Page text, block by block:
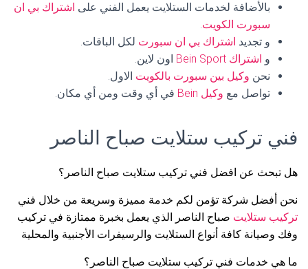
بالأضافة لخدمات الستلايت يعمل الفني على اشتراك بي ان
سبورت الكويت.
و تجديد اشتراك بي ان سبورت لكل الباقات.
و اشتراك Bein Sport
اون لاين.
نحن وكيل بين سبورت بالكويت الاول.
تواصل مع وكيل Bein في أي وقت ومن أي مكان.
فني تركيب ستلايت صباح الناصر
هل تبحث عن افضل فني تركيب ستلايت صباح الناصر؟
نحن أفضل شركة تؤمن لكم خدمة مميزة وسريعة من خلال فني
تركيب ستلايت صباح الناصر الذي يعمل بخبرة ممتازة في تركيب
وفك وصيانة كافة أنواع الستلايت والرسيفرات الأجنبية والمحلية
ما هي خدمات فني تركيب ستلايت صباح الناصر؟